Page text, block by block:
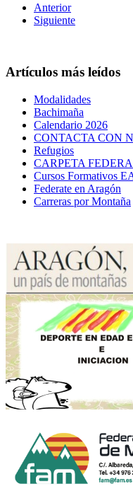
Anterior
Siguiente
Artículos más leídos
Modalidades
Bachimaña
Calendario 2026
CONTACTA CON
Refugios
CARPETA
Cursos Formativos
Federate en Aragón
Carreras por Montaña